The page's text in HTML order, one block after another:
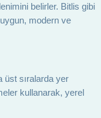
belirler. Bitlis gibi
modern ve
üst sıralarda yer
kullanarak, yerel